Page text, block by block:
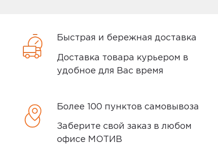
Быстрая и бережная доставка
Доставка товара курьером в
удобное для Вас время
Более 100 пунктов самовывоза
Заберите свой заказ в любом
офисе МОТИВ